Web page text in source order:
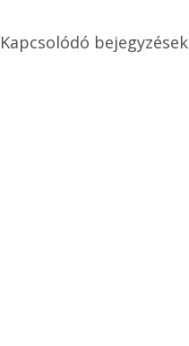
Kapcsolódó bejegyzések